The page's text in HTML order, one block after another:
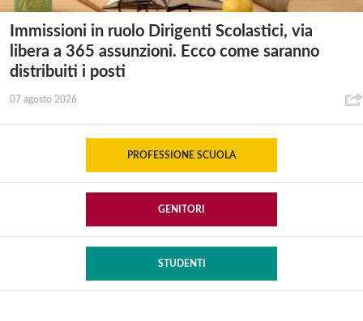
Immissioni in ruolo Dirigenti Scolastici, via
libera a 365 assunzioni. Ecco come saranno
distribuiti i posti
07 agosto 2026
PROFESSIONE SCUOLA
GENITORI
STUDENTI